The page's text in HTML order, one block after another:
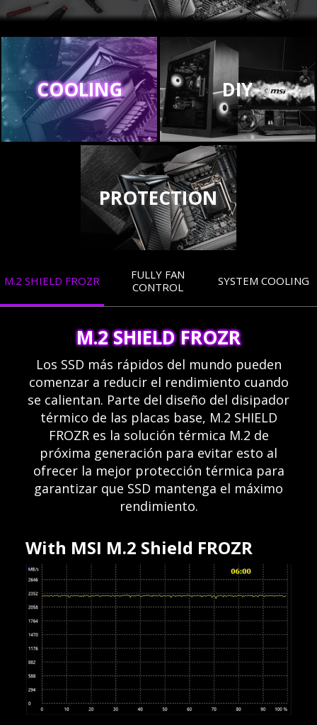
COOLING DIY
PROTECTION
M.2 SHIELD FROZR
FULLY FAN
CONTROL
SYSTEM COOLING
M.2 SHIELD FROZR
Los SSD más rápidos del mundo pueden
comenzar a reducir el rendimiento cuando
se calientan. Parte del diseño del disipador
térmico de las placas base, M.2 SHIELD
FROZR es la solución térmica M.2 de
próxima generación para evitar esto al
ofrecer la mejor protección térmica para
garantizar que SSD mantenga el máximo
rendimiento.
With MSI M.2 Shield FROZR